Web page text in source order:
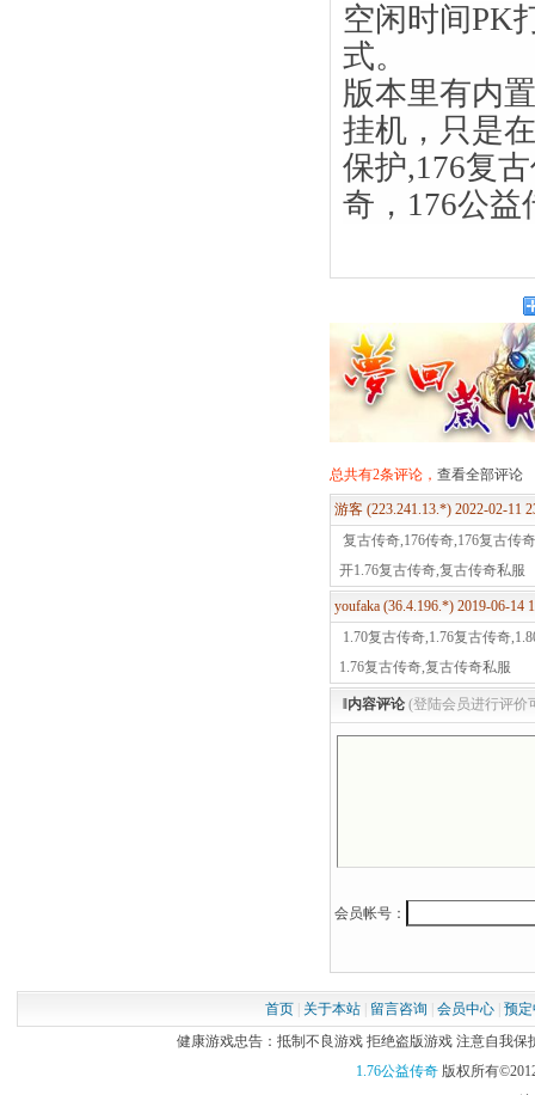
空闲时间PK
式。
版本里有内
挂机，只是
保护,176复
奇，176公益
总共有2条评论， 查看全部评论
游客 (223.241.13.*) 2022-02-11
复古传奇,176传奇,176复古传
开1.76复古传奇,复古传奇私服
youfaka (36.4.196.*) 2019-06-14
1.70复古传奇,1.76复古传奇
1.76复古传奇,复古传奇私服
‖内容评论 (登陆会员进行评价
会员帐号：
首页| 关于本站| 留言咨询 会员中心| 预
健康游戏忠告：抵制不良游戏 拒绝盗版游戏 注意自我保
1.76公益传奇版权所有